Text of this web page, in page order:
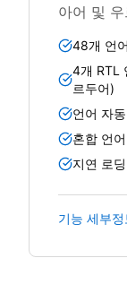
아어 및
48개 언
4개 RTL
르두어)
언어 자
혼합 언
지연 로
기능 세부정